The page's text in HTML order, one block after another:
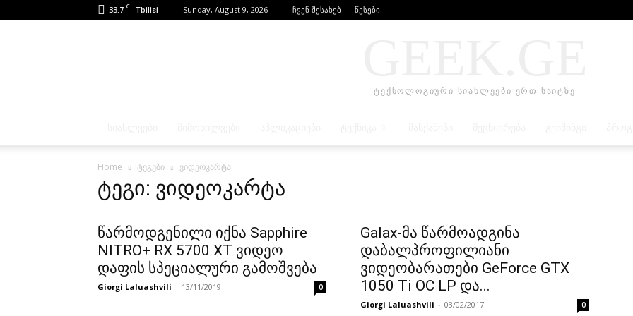
33.7 C Tbilisi Sunday, August 9, 2026 ჩვენ შესახებ წესები
ტექნოლოგიური სიახლეები ერთ საიტზე
Home ტეგები ვიდეოკარტა
ტეგი: ვიდეოკარტა
წარმოდგენილი იქნა Sapphire
NITRO+ RX 5700 XT ვიდეო
დაფის სპეციალური გამოშვება
Giorgi Laluashvili - 13/11/2019 0
Galax-მა წარმოადგინა
დაბალპროფილიანი
ვიდეობარათები GeForce GTX
1050 Ti OC LP და...
Giorgi Laluashvili - 03/02/2017 0